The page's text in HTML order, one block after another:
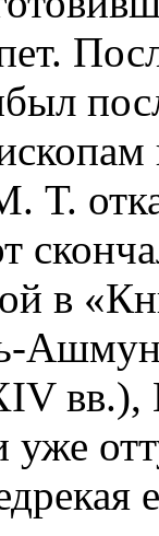
Т.
в
уже